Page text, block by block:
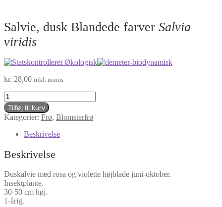
Salvie, dusk Blandede farver Salvia
viridis
kr. 28,00 inkl. moms
Salvie,
dusk
Blandede
farver
Salvia
antal
Tilføj til kurv
Kategorier: Frø, Blomsterfrø
Beskrivelse
Beskrivelse
Duskalvie med rosa og violette højblade juni-oktober.
Insektplante.
30-50 cm høj.
1-årig.